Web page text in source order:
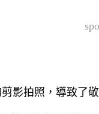
影拍照，導致了